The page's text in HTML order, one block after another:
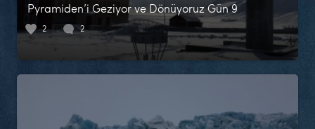
Pyramiden’i Geziyor ve Dönüyoruz Gün 9
2 2